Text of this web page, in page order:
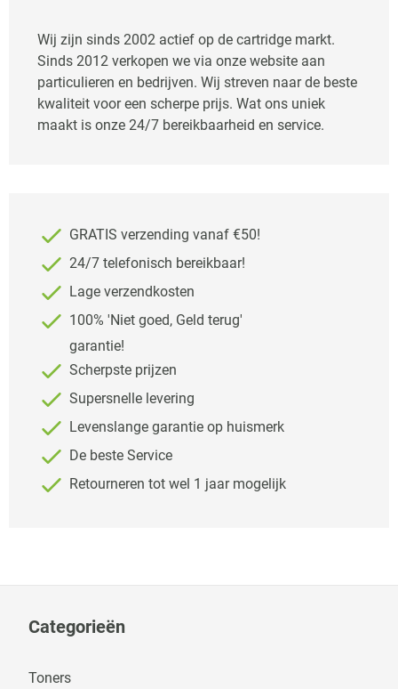
Wij zijn sinds 2002 actief op de cartridge markt.
Sinds 2012 verkopen we via onze website aan
particulieren en bedrijven. Wij streven naar de beste
kwaliteit voor een scherpe prijs. Wat ons uniek
maakt is onze 24/7 bereikbaarheid en service.
GRATIS verzending vanaf €50!
24/7 telefonisch bereikbaar!
Lage verzendkosten
100% 'Niet goed, Geld terug'
garantie!
Scherpste prijzen
Supersnelle levering
Levenslange garantie op huismerk
De beste Service
Retourneren tot wel 1 jaar mogelijk
Categorieën
Toners